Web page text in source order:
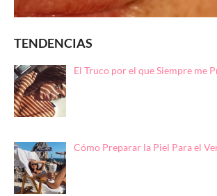
TENDENCIAS
El Truco por el que Siempre me
Cómo Preparar la Piel Para el